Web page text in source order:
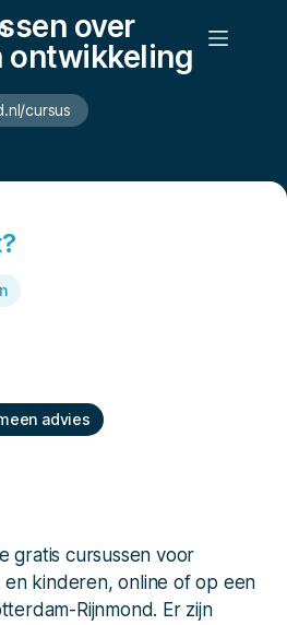
over
ontwikkeling
cursus
advies
gratis cursussen voor
en kinderen, online of op een
Rijnmond. Er zijn